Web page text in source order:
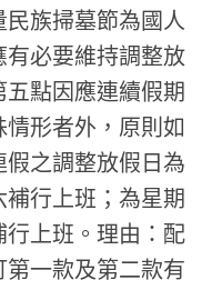
族掃墓節為國人
必要維持調整放
點因應連續假期
形者外，原則如
之調整放假日為
行上班；為星期
上班。理由：配
一款及第二款有